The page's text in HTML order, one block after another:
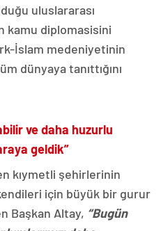
uluslararası
kamu diplomasisini
İslam medeniyetinin
dünyaya tanıttığını
ve daha huzurlu
geldik”
kıymetli şehirlerinin
için büyük bir gurur
Başkan Altay, “Bugün